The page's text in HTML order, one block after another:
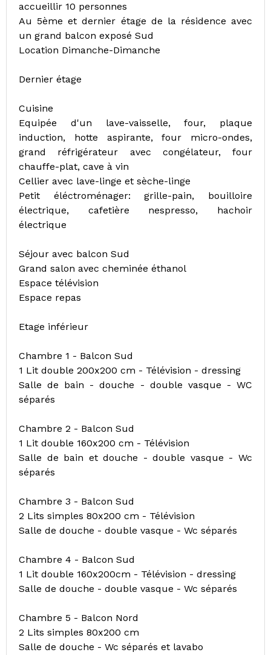
accueillir 10 personnes
Au 5ème et dernier étage de la résidence avec
un grand balcon exposé Sud
Location Dimanche-Dimanche
Dernier étage
Cuisine
Equipée d'un lave-vaisselle, four, plaque
induction, hotte aspirante, four micro-ondes,
grand réfrigérateur avec congélateur, four
chauffe-plat, cave à vin
Cellier avec lave-linge et sèche-linge
Petit éléctroménager: grille-pain, bouilloire
électrique, cafetière nespresso, hachoir
électrique
Séjour avec balcon Sud
Grand salon avec cheminée éthanol
Espace télévision
Espace repas
Etage inférieur
Chambre 1 - Balcon Sud
1 Lit double 200x200 cm - Télévision - dressing
Salle de bain - douche - double vasque - WC
séparés
Chambre 2 - Balcon Sud
1 Lit double 160x200 cm - Télévision
Salle de bain et douche - double vasque - Wc
séparés
Chambre 3 - Balcon Sud
2 Lits simples 80x200 cm - Télévision
Salle de douche - double vasque - Wc séparés
Chambre 4 - Balcon Sud
1 Lit double 160x200cm - Télévision - dressing
Salle de douche - double vasque - Wc séparés
Chambre 5 - Balcon Nord
2 Lits simples 80x200 cm
Salle de douche - Wc séparés et lavabo